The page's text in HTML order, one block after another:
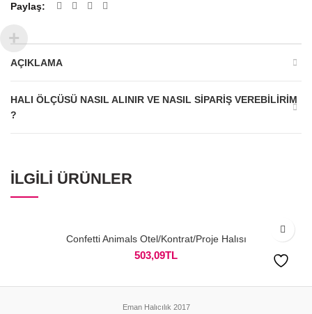
Paylaş
AÇIKLAMA
HALI ÖLÇÜSÜ NASIL ALINIR VE NASIL SIPARIŞ VEREBILIRIM
?
İLGILI ÜRÜNLER
Confetti Animals Otel/Kontrat/Proje Halısı
503,09TL
Eman Halıcılık 2017